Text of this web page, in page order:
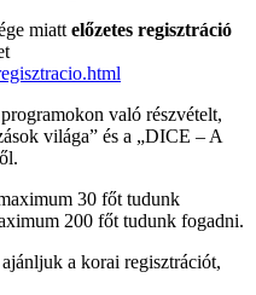
miatt előzetes regisztráció
való részvételt,
világa” és a „DICE – A
30 főt tudunk
200 főt tudunk fogadni.
a korai regisztrációt,